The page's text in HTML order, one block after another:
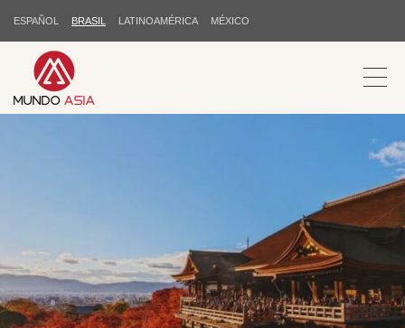
ESPAÑOL BRASIL LATINOAMÉRICA MÉXICO